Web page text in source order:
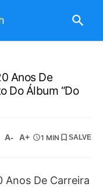
Anos De
Do Álbum “Do
A- A+ 1 MIN SALVE